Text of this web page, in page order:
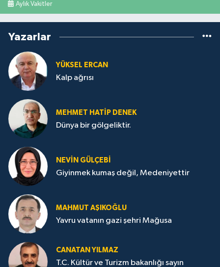
Aylık Vakitler
Yazarlar
YÜKSEL ERCAN
Kalp ağrısı
MEHMET HATİP DENEK
Dünya bir gölgeliktir.
NEVİN GÜLÇEBİ
Giyinmek kumaş değil, Medeniyettir
MAHMUT AŞIKOĞLU
Yavru vatanın gazi şehri Mağusa
CANATAN YILMAZ
T.C. Kültür ve Turizm bakanlığı sayın